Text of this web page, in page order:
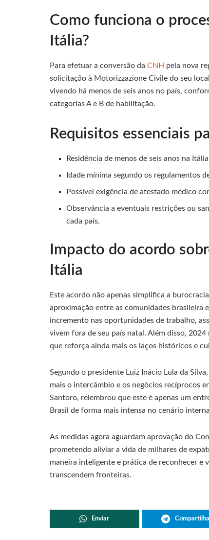
Como funciona o
Itália?
Para efetuar a conversão da CNH pela nova
solicitação à Motorizzazione Civile do seu
vivendo há menos de seis anos no país,
categorias A e B de habilitação.
Requisitos essenciais
Residência de menos de seis anos na
Idade mínima segundo os regulamentos
Possível exigência de atestado médico
Observância a eventuais restrições ou
cada país.
Impacto do acordo
Itália
Este acordo não apenas simplifica a
aproximação entre as comunidades brasileira
incremento nas oportunidades de trabalho,
vivem fora de seu país natal. Além disso,
que reforça ainda mais os laços históricos e
Segundo o presidente Luiz Inácio Lula da
mais o intercâmbio e os negócios recíprocos
Santoro, relembrou que este é apenas um
Brasil de forma mais intensa no cenário
As medidas agora aguardam aprovação do
prometendo aliviar a vida de milhares de
maneira inteligente e prática de reconhecer e
transcendem fronteiras.
Enviar